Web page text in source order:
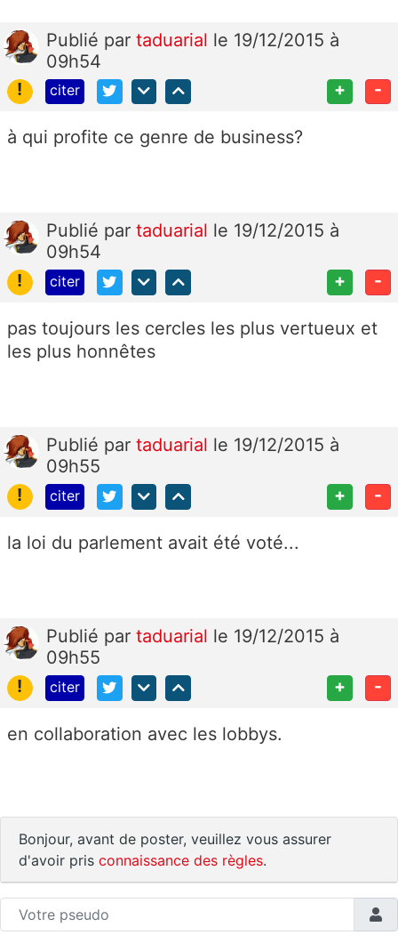
Publié par taduarial le 19/12/2015 à
09h54
!
citer + -
à qui profite ce genre de business?
Publié par taduarial le 19/12/2015 à
09h54
!
citer + -
pas toujours les cercles les plus vertueux et
les plus honnêtes
Publié par taduarial le 19/12/2015 à
09h55
!
citer + -
la loi du parlement avait été voté...
Publié par taduarial le 19/12/2015 à
09h55
!
citer + -
en collaboration avec les lobbys.
Bonjour, avant de poster, veuillez vous assurer
d'avoir pris connaissance des règles.